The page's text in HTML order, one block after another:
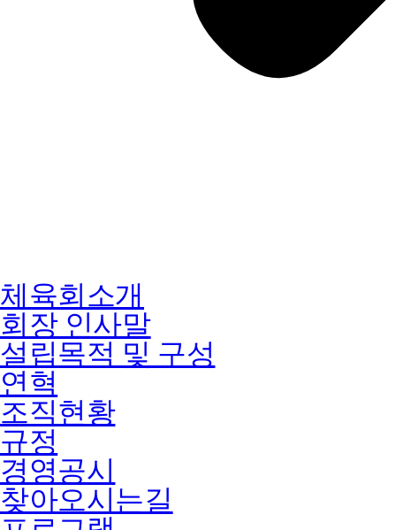
체육회소개
회장 인사말
설립목적 및 구성
연혁
조직현황
규정
경영공시
찾아오시는길